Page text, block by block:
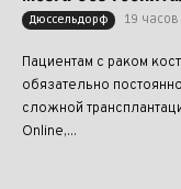
Дюссельдорф 19
Пациентам с раком
обязательно
сложной
Online,...